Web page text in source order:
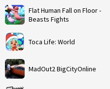
Flat Human Fall on Floor -
Beasts Fights
Toca Life: World
MadOut2 BigCityOnline